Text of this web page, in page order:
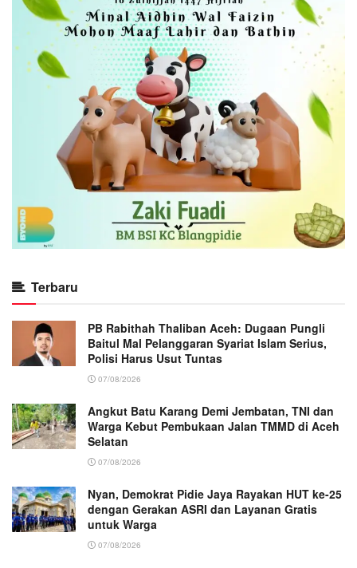
Terbaru
PB Rabithah Thaliban Aceh: Dugaan Pungli
Baitul Mal Pelanggaran Syariat Islam Serius,
Polisi Harus Usut Tuntas
07/08/2026
Angkut Batu Karang Demi Jembatan, TNI dan
Warga Kebut Pembukaan Jalan TMMD di Aceh
Selatan
07/08/2026
Nyan, Demokrat Pidie Jaya Rayakan HUT ke-25
dengan Gerakan ASRI dan Layanan Gratis
untuk Warga
07/08/2026